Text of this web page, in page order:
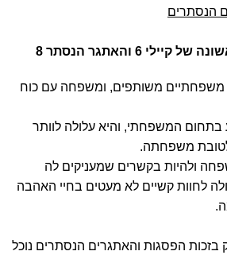
הנסתרים
6 והאתגר הנסתר 8
משותפים, ומשפחה עם כוח
בתחום המשפחתי, והיא עלולה לוותר
משפחתה.
ולהיות בקשרים שמעניקים לה
לחוות קשיים לא מעטים בחיי האהבה
הפסגות והאתגרים הנסתרים נוכל